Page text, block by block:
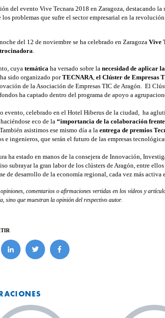
SERVICIOS PARA
SERVICIO DE
EMPLEO
LIMPIAR
del evento Vive Tecnara 2018 en Zaragoza, destacando
los problemas que sufre el sector empresarial en la
del 12 de noviembre se ha celebrado en Zaragoza Vive
cuya temática ha versado sobre la necesidad de aplicar
sido organizado porTECNARA, el Clúster de Empresas
de la Asociación de Empresas TIC de Aragón. El
ha captado dentro del programa de apoyo a
evento, celebrado en el Hotel Hiberus de la ciudad, ha
eco de la “importancia de la colaboración
. También asistimos ese mismo día a la entrega de premios
e ingenieros, que serán el futuro de las empresas
ha estado en manos de la consejera de Innovación,
subrayar la gran labor de los clústers de Aragón, entre
de desarrollo de la economía regional, cada vez más
comentarios o afirmaciones vertidas en los vídeos y
sino que muestran la opinión del respectivo autor.